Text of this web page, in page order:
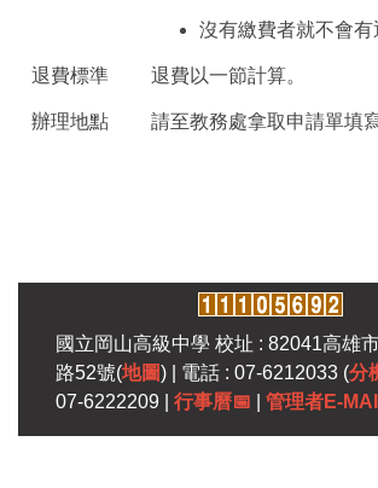
沒有繳費者就不會有
退費標準 退費以一節計算。
辦理地點 請至教務處拿取申請單填
國立岡山高級中學 校址 : 82041高雄
路52號(地圖) | 電話 : 07-6212033 (分
07-6222209 | 行事曆📅 管理者E-